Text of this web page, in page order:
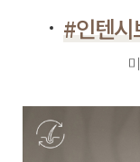
#인텐시